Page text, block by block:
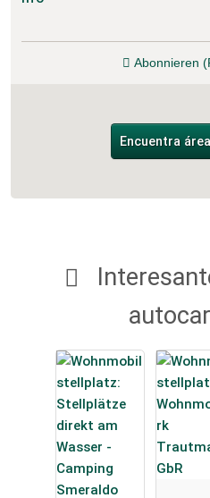
Abonnieren
Encuentra